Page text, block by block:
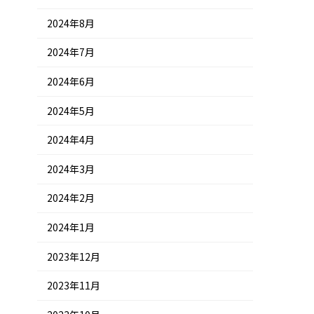
2024年8月
2024年7月
2024年6月
2024年5月
2024年4月
2024年3月
2024年2月
2024年1月
2023年12月
2023年11月